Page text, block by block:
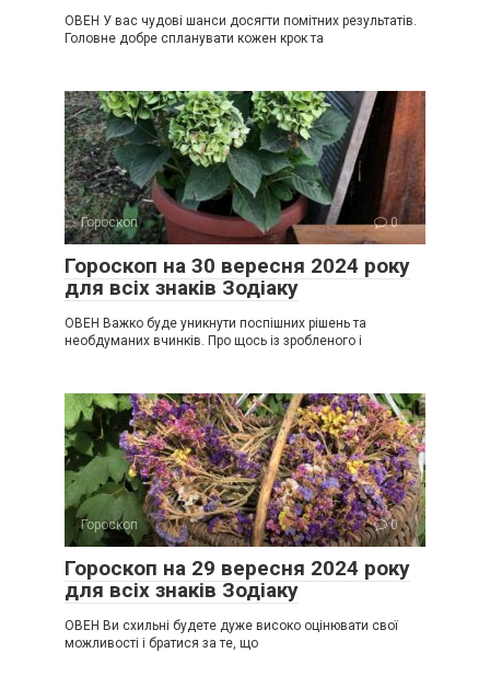
ОВЕН У вас чудові шанси досягти помітних результатів.
Головне добре спланувати кожен крок та
Гороскоп 0
Гороскоп на 30 вересня 2024 року
для всіх знаків Зодіаку
ОВЕН Важко буде уникнути поспішних рішень та
необдуманих вчинків. Про щось із зробленого і
Гороскоп 0
Гороскоп на 29 вересня 2024 року
для всіх знаків Зодіаку
ОВЕН Ви схильні будете дуже високо оцінювати свої
можливості і братися за те, що